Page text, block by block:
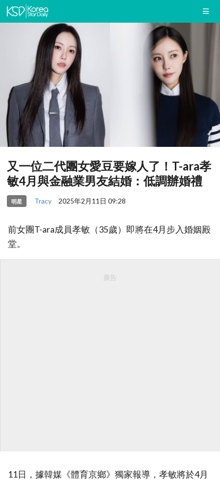
又一位二代團女愛豆要嫁人了！T-ara孝
敏4月與金融業男友結婚：低調辦婚禮
明星 Tracy 2025年2月11日 09:28
前女團T-ara成員孝敏（35歲）即將在4月步入婚姻殿
堂。
廣告
11日，據韓媒《體育京鄉》獨家報導，孝敏將於4月